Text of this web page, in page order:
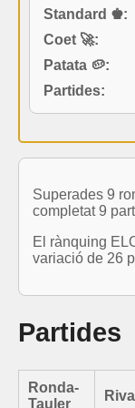
Standard ♚:
Coet 🚀:
Patata 🥔:
Partides:
Superades 9
completat 9
El rànquing
variació de 26
Partides
Ronda-
Tauler
Rival